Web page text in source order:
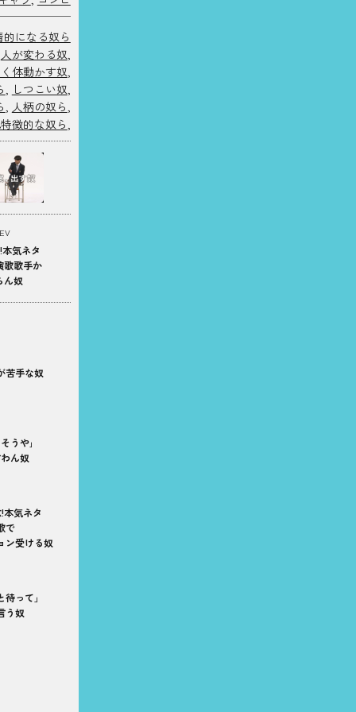
的になる奴ら
人が変わる奴,
く体動かす奴,
, しつこい奴,
, 人柄の奴ら,
徴的な奴ら,
気ネタ
歌歌手か
ん奴
苦手な奴
うや｣
ん奴
本気ネタ
で
ン受ける奴
待って」
う奴